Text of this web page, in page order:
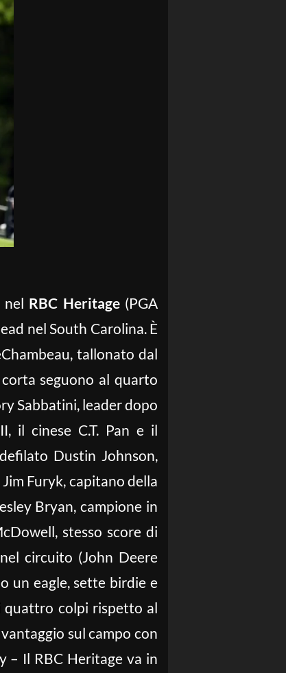
nel RBC Heritage (PGA
nel South Carolina. È
tallonato dal
seguono al quarto
Sabbatini, leader dopo
il cinese C.T. Pan e il
Dustin Johnson,
Furyk, capitano della
Bryan, campione in
stesso score di
circuito (John Deere
un eagle, sette birdie e
quattro colpi rispetto al
sul campo con
– Il RBC Heritage va in